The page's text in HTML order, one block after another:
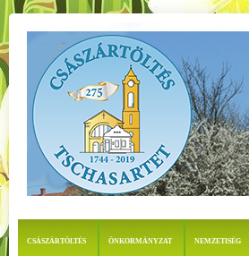
CSÁSZÁRTÖLTÉS ÖNKORMÁNYZAT NEMZETISÉG